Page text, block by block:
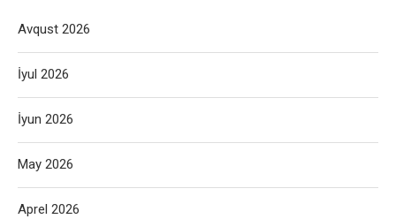
Avqust 2026
İyul 2026
İyun 2026
May 2026
Aprel 2026